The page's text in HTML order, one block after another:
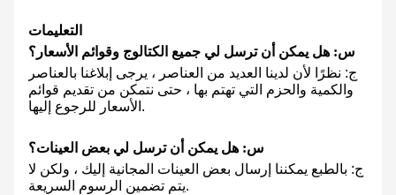
التعليمات
س: هل يمكن أن ترسل لي جميع الكتالوج وقوائم الأسعار؟
ج: نظرًا لأن لدينا العديد من العناصر ، يرجى إبلاغنا بالعناصر
والكمية والحزم التي تهتم بها ، حتى نتمكن من تقديم قوائم
الأسعار للرجوع إليها.
س: هل يمكن أن ترسل لي بعض العينات؟
ج: بالطبع يمكننا إرسال بعض العينات المجانية إليك ، ولكن لا
يتم تضمين الرسوم السريعة.